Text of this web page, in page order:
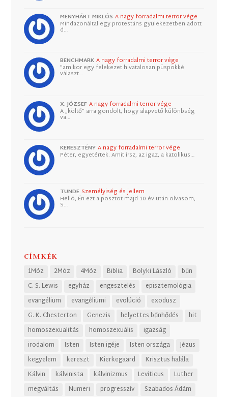
MENYHÁRT MIKLÓS A nagy forradalmi terror vége
Mindazonáltal egy protestáns gyülekezetben adott
d…
BENCHMARK A nagy forradalmi terror vége
"amikor egy felekezet hivatalosan püspökké
választ…
X. JÓZSEF A nagy forradalmi terror vége
A „költő” arra gondolt, hogy alapvető különbség
va…
KERESZTÉNY A nagy forradalmi terror vége
Péter, egyetértek. Amit írsz, az igaz, a katolikus…
TUNDE Személyiség és jellem
Helló, Én ezt a posztot majd 10 év után olvasom,
S…
CÍMKÉK
1Móz 2Móz 4Móz Biblia Bolyki László
bűn
C. S. Lewis
egyház engesztelés
episztemológia
evangélium
evangéliumi evolúció
exodusz
G. K. Chesterton
Genezis helyettes bűnhődés
hit
homoszexualitás
homoszexuális
igazság
irodalom
Isten Isten igéje Isten országa
Jézus
kegyelem
kereszt Kierkegaard
Krisztus halála
Kálvin
kálvinista kálvinizmus Leviticus
Luther
megváltás
Numeri progresszív Szabados Ádám